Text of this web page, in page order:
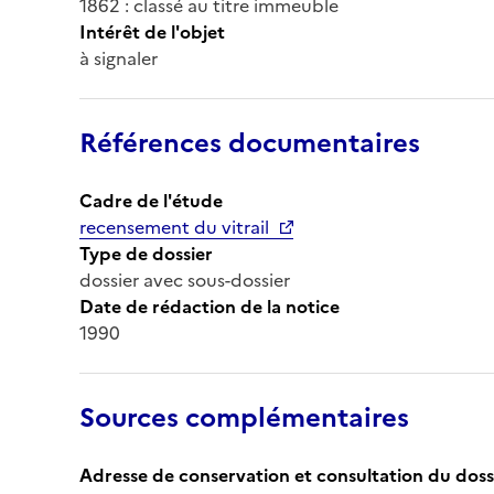
Intérêt de l'objet
à signaler
Références documentaires
Cadre de l'étude
recensement du vitrail
Type de dossier
dossier avec sous-dossier
Date de rédaction de la notice
1990
Sources complémentaires
Adresse de conservation et consultation du